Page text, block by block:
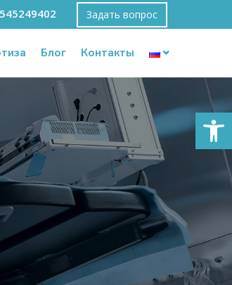
Задать вопрос
Блог Контакты